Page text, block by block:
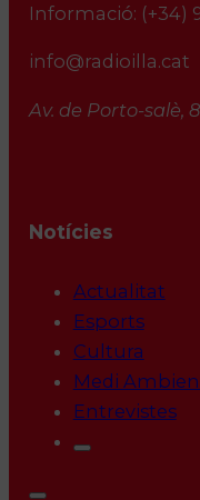
Informació: (+34)
info@radioilla.cat
Av. de Porto-salè,
Notícies
Actualitat
Esports
Cultura
Medi
Entrevistes